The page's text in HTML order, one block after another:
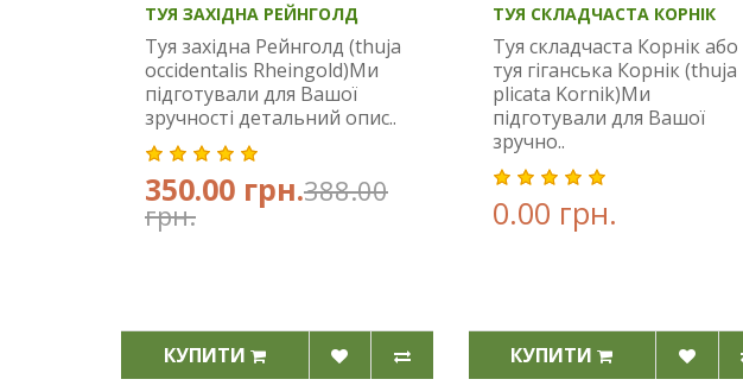
ТУЯ ЗАХІДНА РЕЙНГОЛД
Туя західна Рейнголд (thuja
occidentalis Rheingold)Ми
підготували для Вашої
зручності детальний опис..
350.00 грн.388.00
грн.
КУПИТИ
ТУЯ СКЛАДЧАСТА КОРНІК
Туя складчаста Корнік або
туя гіганська Корнік (thuja
plicata Kornik)Ми
підготували для Вашої
зручно..
0.00 грн.
КУПИТИ